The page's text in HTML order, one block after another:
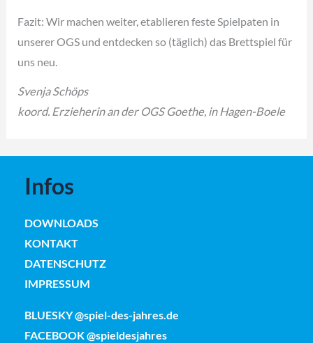
Fazit: Wir machen weiter, etablieren feste Spielpaten in
unserer OGS und entdecken so (täglich) das Brettspiel für
uns neu.
Svenja Schöps
koord. Erzieherin an der OGS Goethe, in Hagen-Boele
Infos
DOWNLOADS
KONTAKT
DATENSCHUTZ
IMPRESSUM
BLUESKY @spiel-des-jahres.de
FACEBOOK @spieldesjahres